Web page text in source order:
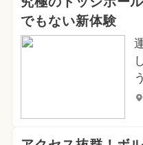
でもない新体験